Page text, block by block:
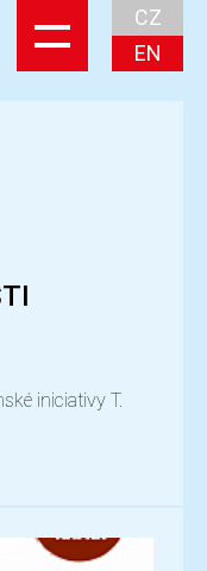
CZ
EN
iniciativy T.